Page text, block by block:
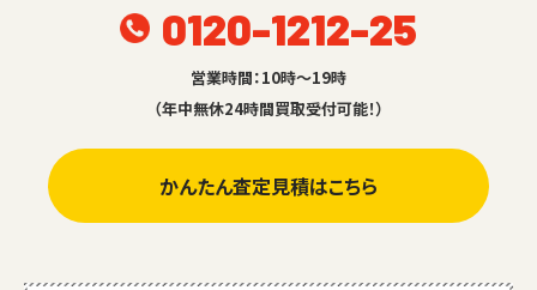
0120-1212-25
営業時間：10時～19時
（年中無休24時間買取受付可能！）
かんたん査定見積はこちら